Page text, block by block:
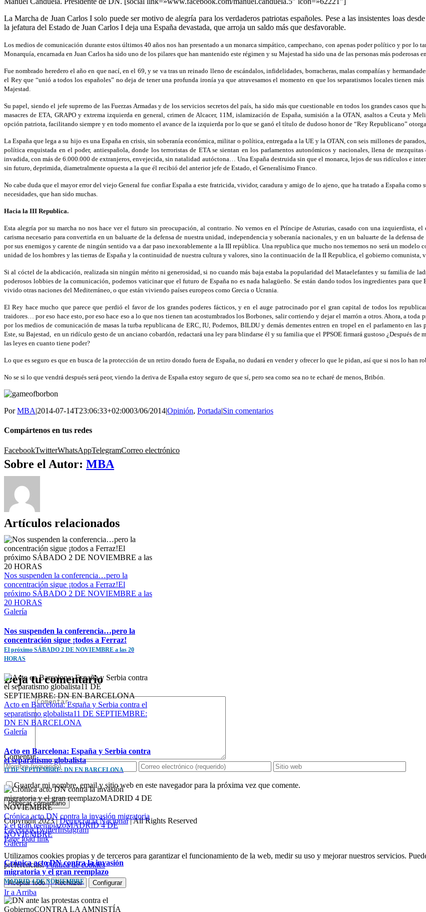
La Marcha de Juan Carlos I solo puede ser motivo de alegría para los verdaderos patriotas españoles. Pese a las insistentes loas
la jefatura del Estado de Juan Carlos I deja una España devastada, que arroja un saldo más que desfavorable.
Los medios de comunicación durante estos últimos 40 años nos han presentado a un monarca simpático, campechano, con apenas poder político y por lo
Monarquía, encarnada en Juan Carlos ha sido uno de los pilares que han mantenido este régimen y su Majestad ha sido una de las personas más poderosas
Fue nombrado heredero el año en que nací, en el 69, y se va tras un reinado lleno de escándalos, infidelidades, borracheras, malas compañías y
el Rey que “unió a todos los españoles” no deja de tener una profunda ironía ya que atravesamos el momento en que los separatismos locales tienen
Majestad.
Su papel, siendo el jefe supremo de las Fuerzas Armadas y de los servicios secretos del país, ha sido más que cuestionable en todos los grandes casos
masacres de ETA, GRAPO y extrema izquierda en general, crimen de Alcacer, 11M, islamización de España, sumisión a la OTAN, asaltos a Ceuta y
opción patriota, facilitando siempre y en todo momento el avance de la izquierda por lo que se ganó el título de dudoso honor de “Rey Republicano”
La España que lega a su hijo es una España en crisis, sin soberanía económica, militar o política, entregada a la UE y la OTAN, con seis millones de
política enquistada en el poder, antiespañola, donde los terroristas de ETA se sientan en los parlamentos autonómicos y nacionales, llena de
invadida, con más de 6.000.000 de extranjeros, envejecida, sin natalidad autóctona… Una España destruida sin que el monarca, lejos de sus ridículos e
sin futuro, deprimida, diametralmente opuesta a la que él recibió del anterior jefe de Estado, el Generalísimo Franco.
No cabe duda que el mayor error del viejo General fue confiar España a este fratricida, vividor, caradura y amigo de lo ajeno, que ha tratado a España
necesidades, que han sido muchas.
Hacia la III Republica.
Esta alegría por su marcha no nos hace ver el futuro sin preocupación, al contrario. No vemos en el Príncipe de Asturias, casado con una izquierdista,
carisma necesario para convertirla en un baluarte de la defensa de nuestra unidad, independencia y soberanía nacionales, y en un baluarte de la defensa
por sus enemigos y carente de ningún sentido va a dar paso inexorablemente a la III república. Una republica que mucho nos tememos no será un
unidad de los hombres y las tierras de España y la continuidad de nuestra cultura y valores, sino la continuación de la II Republica, el gobierno comunista,
Si al cóctel de la abdicación, realizada sin ningún mérito ni generosidad, si no cuando más baja estaba la popularidad del Mataelefantes y su familia de
poderosos lobbies de la comunicación, podemos vaticinar que el futuro de España no es nada halagüeño. Se están dando todos los ingredientes para
vivido otras naciones del Mediterráneo, o que están viviendo países europeos como Grecia o Ucrania.
El Rey hace mucho que parece que perdió el favor de los grandes poderes fácticos, y en el auge patrocinado por el gran capital de todos los
traidores… por eso hace esto, por eso hace eso a lo que nos tienen tan acostumbrados los Borbones, salir corriendo y dejar el marrón a otros. Ahora, a toda
por los medios de comunicación de masas la turba republicana de ERC, IU, Podemos, BILDU y demás dementes entren en tropel en el parlamento en
Este, su Bajestad, en un ridículo gesto de un anciano cobardón, redactará una ley para blindarse él y su familia que el PPSOE firmará gustoso ¿Después de
las leyes en cuanto tiene poder?
Lo que es seguro es que en busca de la protección de un retiro dorado fuera de España, no dudará en vender y ofrecer lo que le pidan, así que si nos lo
No se si lo que vendrá después será peor, viendo la deriva de España estoy seguro de que sí, pero sea como sea no te echaré de menos, Bribón.
PorMBA|2014-07-14T23:06:33+02:0003/06/2014|Opinión, Portada|Sin comentarios
Compártenos en tus redes
FacebookTwitterWhatsAppTelegramCorreo electrónico
Sobre el Autor: MBA
Artículos relacionados
Nos suspenden la conferencia…pero la
concentración sigue ¡todos a Ferraz!El
próximo SÁBADO 2 DE NOVIEMBRE a las
20 HORAS
Galería
Nos suspenden la conferencia…pero la
concentración sigue ¡todos a Ferraz!
El próximo SÁBADO 2 DE NOVIEMBRE a las 20
HORAS
Acto en Barcelona: España y Serbia contra el
separatismo globalista11 DE SEPTIEMBRE:
DN EN BARCELONA
Galería
Acto en Barcelona: España y Serbia contra
el separatismo globalista
11 DE SEPTIEMBRE: DN EN BARCELONA
Crónica acto DN contra la invasión migratoria
y el gran reemplazoMADRID 4 DE
NOVIEMBRE
Galería
Crónica acto DN contra la invasión
migratoria y el gran reemplazo
MADRID 4 DE NOVIEMBRE
Deja tu comentario
Comentar
Guardar mi nombre, email y sitio web en este navegador para la próxima vez que comente.
Copyright 2023 |Democracia Nacional| All Rights Reserved
FacebookTwitterInstagram
Page load link
Utilizamos cookies propias y de terceros para garantizar el funcionamiento de la web, medir su uso y mejorar nuestros servicios.
preferencias.Política de cookies
Aceptar todo Rechazar Configurar
Ir a Arriba